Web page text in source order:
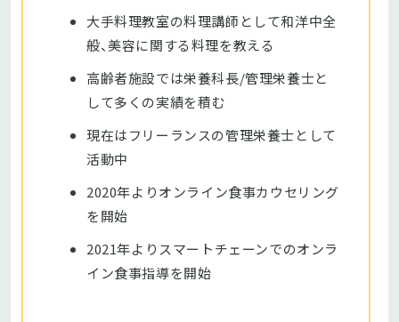
大手料理教室の料理講師として和洋中全
般、美容に関する料理を教える
高齢者施設では栄養科長/管理栄養士と
して多くの実績を積む
現在はフリーランスの管理栄養士として
活動中
2020年よりオンライン食事カウセリング
を開始
2021年よりスマートチェーンでのオンラ
イン食事指導を開始